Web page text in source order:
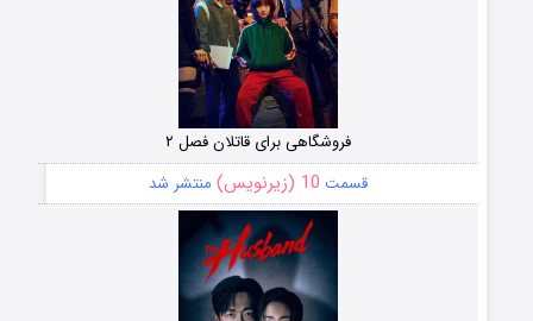
فروشگاهی برای قاتلان فصل ۲
قسمت 10 (زیرنویس) منتشر شد